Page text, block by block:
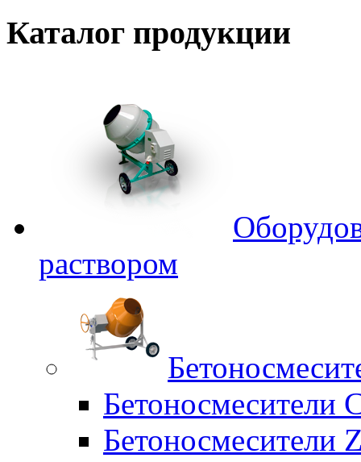
Каталог продукции
раствором
Бетоносмесители
Бетоносмесители